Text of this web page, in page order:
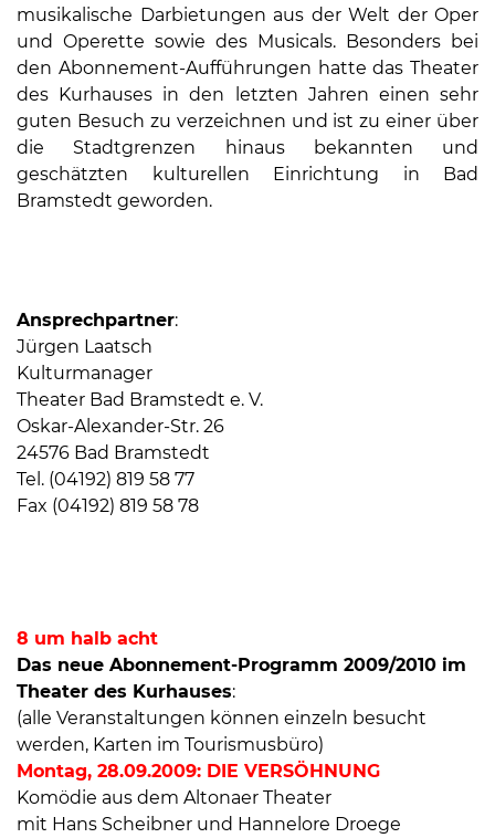
Uhr
sowie
außerhalb
der
Öffnungszeiten
musikalische Darbietungen aus der Welt der Oper
und Operette sowie des Musicals. Besonders bei
den Abonnement-Aufführungen hatte das Theater
des Kurhauses in den letzten Jahren einen sehr
guten Besuch zu verzeichnen und ist zu einer über
die Stadtgrenzen hinaus bekannten und
geschätzten kulturellen Einrichtung in Bad
Bramstedt geworden.
Ansprechpartner:
Jürgen Laatsch
Kulturmanager
Theater Bad Bramstedt e. V.
Oskar-Alexander-Str. 26
24576 Bad Bramstedt
Tel. (04192) 819 58 77
Fax (04192) 819 58 78
8 um halb acht
Das neue Abonnement-Programm 2009/2010 im
Theater des Kurhauses:
(alle Veranstaltungen können einzeln besucht
werden, Karten im Tourismusbüro)
Montag, 28.09.2009: DIE VERSÖHNUNG
Komödie aus dem Altonaer Theater
mit Hans Scheibner und Hannelore Droege